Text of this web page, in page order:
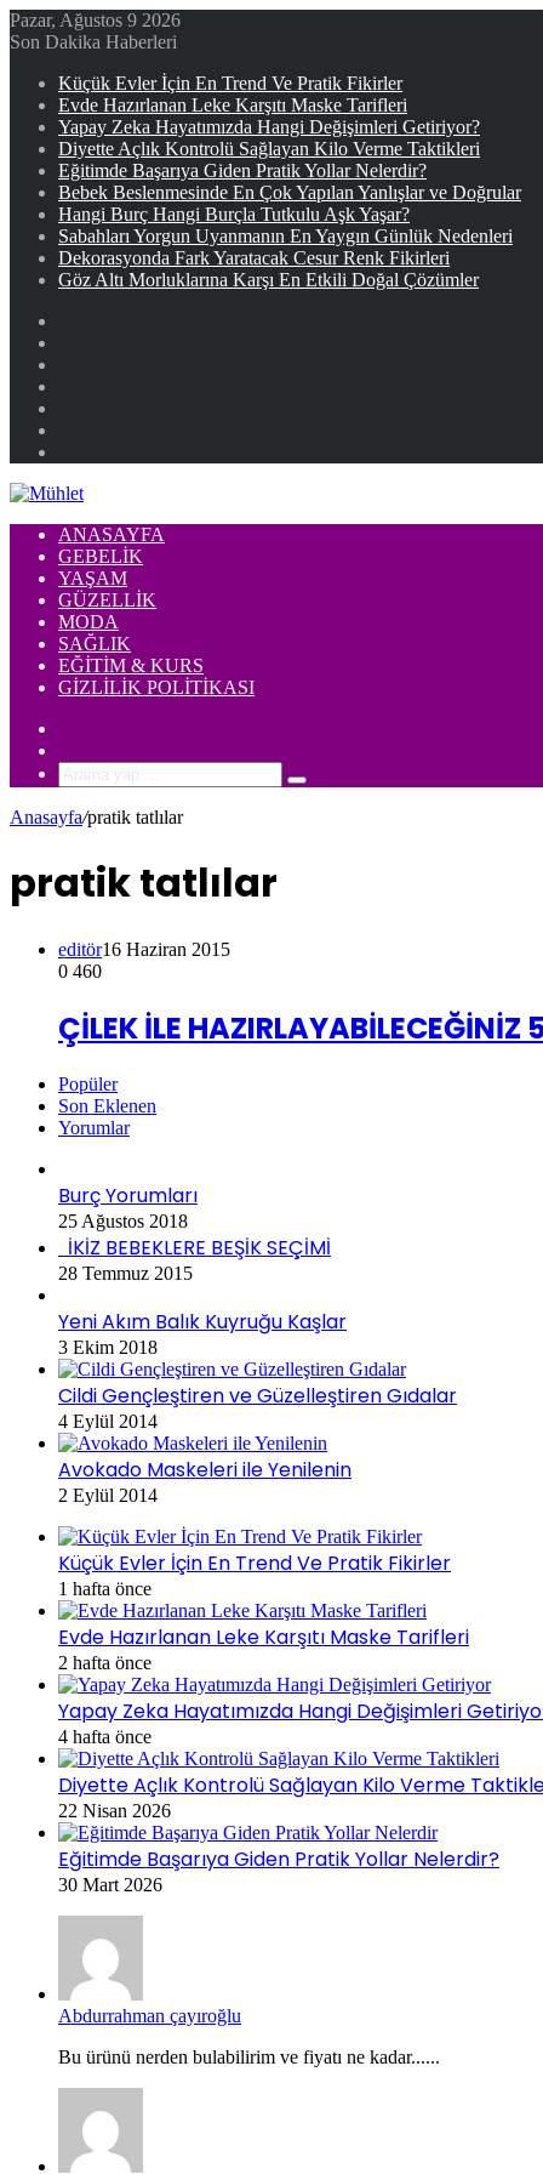
Pazar, Ağustos 9 2026
Son Dakika Haberleri
Küçük Evler İçin En Trend Ve Pratik Fikirler
Evde Hazırlanan Leke Karşıtı Maske Tarifleri
Yapay Zeka Hayatımızda Hangi Değişimleri Getiriyor?
Diyette Açlık Kontrolü Sağlayan Kilo Verme Taktikleri
Eğitimde Başarıya Giden Pratik Yollar Nelerdir?
Bebek Beslenmesinde En Çok Yapılan Yanlışlar ve Doğrular
Hangi Burç Hangi Burçla Tutkulu Aşk Yaşar?
Sabahları Yorgun Uyanmanın En Yaygın Günlük Nedenleri
Dekorasyonda Fark Yaratacak Cesur Renk Fikirleri
Göz Altı Morluklarına Karşı En Etkili Doğal Çözümler
ANASAYFA
GEBELIK
YAŞAM
GÜZELLIK
MODA
SAĞLIK
EĞITIM & KURS
GIZLILIK POLITIKASI
Arama
Anasayfa/pratik tatlılar
pratik tatlılar
editör16 Haziran 2015
0 460
ÇİLEK İLE HAZIRLAYABİLECEĞİNİZ
Popüler
Son Eklenen
Yorumlar
Burç Yorumları
25 Ağustos 2018
İKİZ BEBEKLERE BEŞİK SEÇİMİ
28 Temmuz 2015
Yeni Akım Balık Kuyruğu Kaşlar
3 Ekim 2018
Cildi Gençleştiren ve Güzelleştiren Gıdalar
4 Eylül 2014
Avokado Maskeleri ile Yenilenin
2 Eylül 2014
Küçük Evler İçin En Trend Ve Pratik Fikirler
1 hafta önce
Evde Hazırlanan Leke Karşıtı Maske Tarifleri
2 hafta önce
Yapay Zeka Hayatımızda Hangi Değişimleri
4 hafta önce
Diyette Açlık Kontrolü Sağlayan Kilo Verme
22 Nisan 2026
Eğitimde Başarıya Giden Pratik Yollar Nelerdir?
30 Mart 2026
Abdurrahman çayıroğlu
Bu ürünü nerden bulabilirim ve fiyatı ne kadar......